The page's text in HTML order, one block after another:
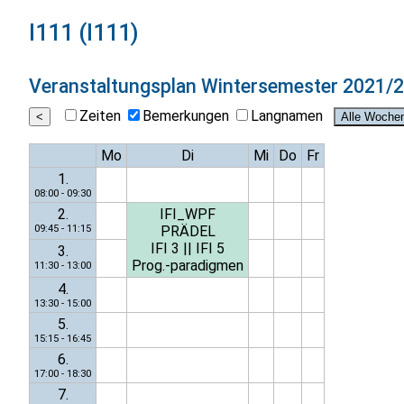
I111 (I111)
Veranstaltungsplan Wintersemester 2021/
Zeiten Bemerkungen Langnamen
Mo Di Mi Do
Fr
1.
08:00 - 09:30
2.
09:45 - 11:15
IFI_WPF
PRÄDEL
IFI 3
IFI 5
Prog.-paradigmen
3.
11:30 - 13:00
4.
13:30 - 15:00
5.
15:15 - 16:45
6.
17:00 - 18:30
7.